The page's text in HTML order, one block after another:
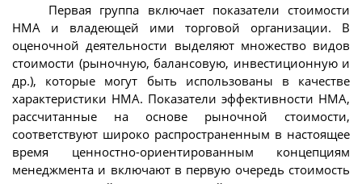
Первая группа включает показатели стоимости
НМА и владеющей ими торговой организации. В
оценочной деятельности выделяют множество видов
стоимости (рыночную, балансовую, инвестиционную и
др.), которые могут быть использованы в качестве
характеристики НМА. Показатели эффективности НМА,
рассчитанные на основе рыночной стоимости,
соответствуют широко распространенным в настоящее
время ценностно-ориентированным концепциям
менеджмента и включают в первую очередь стоимость